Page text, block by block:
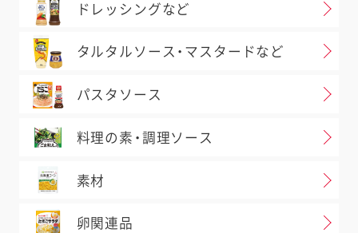
ドレッシングなど
タルタルソース・マスタードなど
パスタソース
料理の素・調理ソース
素材
卵関連品